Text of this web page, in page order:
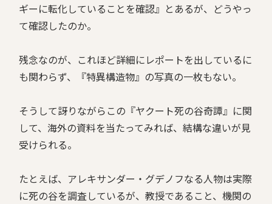
ギーに転化していることを確認』とあるが、どうやっ
て確認したのか。
残念なのが、これほど詳細にレポートを出しているに
も関わらず、『特異構造物』の写真の一枚もない。
そうして訝りながらこの『ヤクート死の谷奇譚』に関
して、海外の資料を当たってみれば、結構な違いが見
受けられる。
たとえば、アレキサンダー・グデノフなる人物は実際
に死の谷を調査しているが、教授であること、機関の